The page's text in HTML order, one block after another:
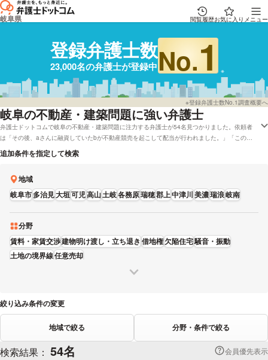
岐阜県 閲覧履歴お気に入り メニュー
登録弁護士数
23,000名の弁護士が登録中No.1
※登録弁護士数No.1調査概要へ
岐阜の不動産・建築問題に強い弁護士
弁護士ドットコムで岐阜の不動産・建築問題に注力する弁護士が54名見つかりました。依頼者
は「その後、aさんに融資していたbが不動産競売を起こして配当が行われました。」「この土
地は、まだ不動産会社の名義にもなっておりません。」などの状況にあります。弁護士ドットコ
ムでは初回相談を無料で受け付けしてくれる岐阜の弁護士や弁護士費用をカード払いで対応して
い不動産・近隣トラブルが得意な弁護士や弁護士の選び方はだいたい下調べをしたけれど、岐阜
周辺の弁護士と法律事務所を実績で比較したい」などの依頼にも対応することができます。弁護
士の中には「当事務所では、適用条件に該当される方は公的機関の費用幇助制度(法テラス)をご
利用いただけます。」とおっしゃる方もいます。不動産・近隣トラブルでお困りの方は弁護士
ドットコムに登録する弁護士22,835人の中から、男性・女性などの性別や報酬基準などの条件
を踏まえて、自分に合った弁護士に問合せをしてみてはいかがでしょうか。
追加条件を指定して検索
地域
岐阜市多治見大垣可児高山土岐各務原瑞穂郡上中津川美濃瑞浪岐南
分野
賃料・家賃交渉建物明け渡し・立ち退き 借地権欠陥住宅騒音・振動
土地の境界線任意売却
絞り込み条件の変更
地域で絞る 分野・条件で絞る
検索結果： 54名
会員優先表示